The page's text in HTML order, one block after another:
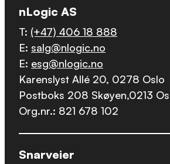
nLogic AS
T: (+47) 406 18 888
E: salg@nlogic.no
E: esg@nlogic.no
Karenslyst Allé 20, 0278 Oslo
Postboks 208 Skøyen,0213
Org.nr.: 821 678 102
Snarveier